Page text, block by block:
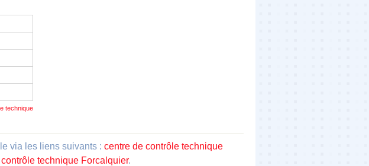
technique
via les liens suivants : centre de contrôle technique
technique Forcalquier.